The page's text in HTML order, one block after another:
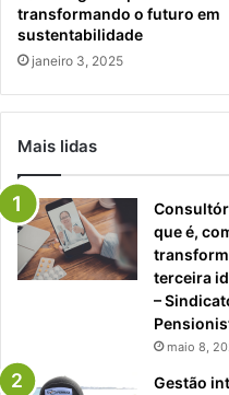
transformando o futuro em
sustentabilidade
janeiro 3, 2025
Mais lidas
que é,
terceira
–
maio 8,
Gestão